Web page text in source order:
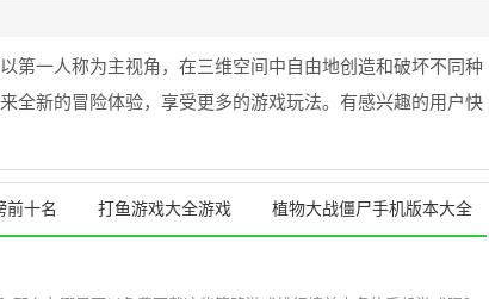
第一人称为主视角，在三维空间中自由地创造和破坏不同种
全新的冒险体验，享受更多的游戏玩法。有感兴趣的用户快
前十名 打鱼游戏大全游戏 植物大战僵尸手机版本大全